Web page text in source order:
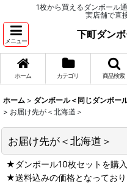
1枚から買えるダンボール
実店舗で直
メニュー
下町ダン
ホーム カテゴリ 商品検索
ホーム > ダンボール＜同じダンボー
> お届け先が＜北海道＞
お届け先が＜北海道＞
★ダンボール10枚セットを購
★送料込みの価格となってお